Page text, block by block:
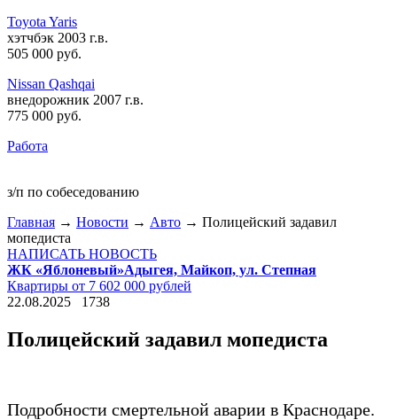
Toyota Yaris
хэтчбэк 2003 г.в.
505 000 руб.
Nissan Qashqai
внедорожник 2007 г.в.
775 000 руб.
Работа
з/п по собеседованию
Главная → Новости → Авто → Полицейский задавил
мопедиста
НАПИСАТЬ НОВОСТЬ
ЖК «Яблоневый»Адыгея, Майкоп, ул. Степная
Квартиры от 7 602 000 рублей
22.08.2025
1738
Полицейский задавил мопедиста
Подробности смертельной аварии в Краснодаре.